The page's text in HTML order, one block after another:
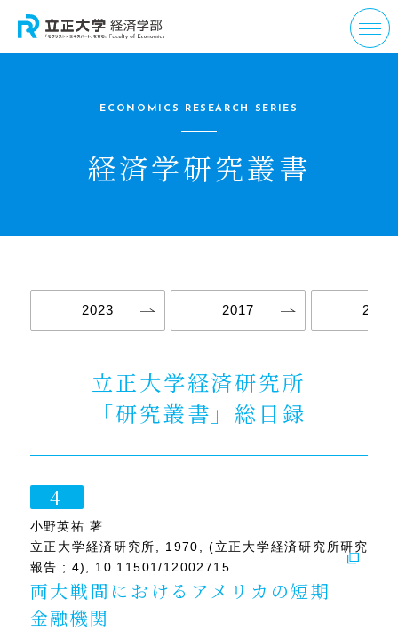
ECONOMICS RESEARCH SERIES
経済学研究叢書
2023 2017 2016
立正大学経済研究所
「研究叢書」総目録
4
小野英祐 著
立正大学経済研究所, 1970, (立正大学経済研究所研究
報告 ; 4), 10.11501/12002715.
両大戦間におけるアメリカの短期
金融機関